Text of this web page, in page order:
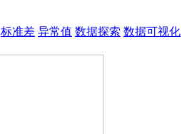
标准差 异常值 数据探索 数据可视化